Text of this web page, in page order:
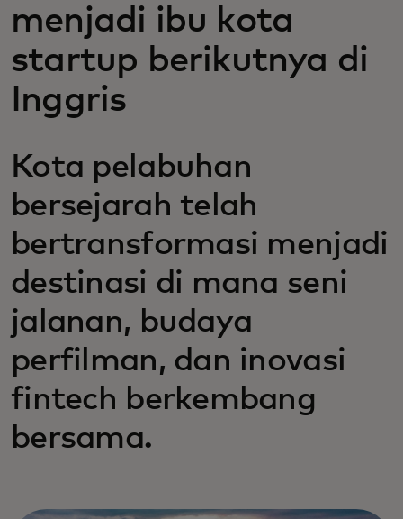
Berita dan tren
menjadi ibu kota
startup berikutnya di
Inggris
Kota pelabuhan
bersejarah telah
bertransformasi menjadi
destinasi di mana seni
jalanan, budaya
perfilman, dan inovasi
fintech berkembang
bersama.